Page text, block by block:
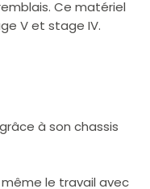
Ce matériel
V et stage IV.
à son chassis
le travail avec